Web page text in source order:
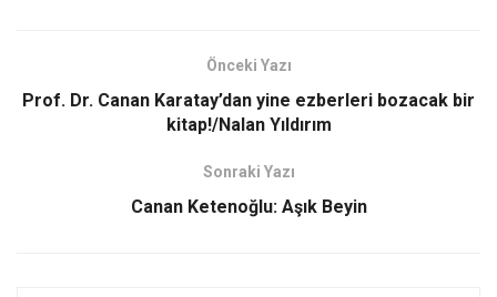
o
d
Önceki Yazı
Prof. Dr. Canan Karatay’dan yine ezberleri bozacak bir
kitap!/Nalan Yıldırım
Sonraki Yazı
Canan Ketenoğlu: Aşık Beyin